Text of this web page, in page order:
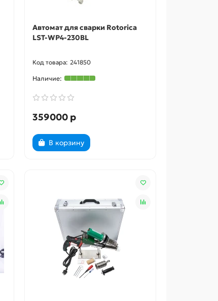
Автомат для сварки Rotorica
LST-WP4-230BL
241850
359000 р
В корзину